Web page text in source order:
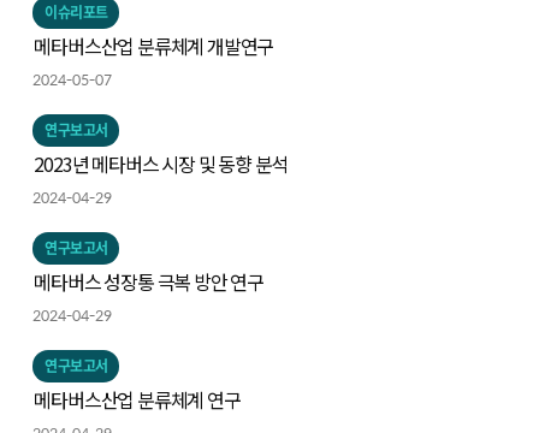
이슈리포트
메타버스산업 분류체계 개발연구
2024-05-07
연구보고서
2023년 메타버스 시장 및 동향 분석
2024-04-29
연구보고서
메타버스 성장통 극복 방안 연구
2024-04-29
연구보고서
메타버스산업 분류체계 연구